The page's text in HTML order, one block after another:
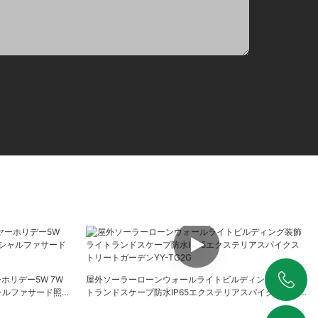
リデー5W 7W
ファサード照明
屋外ソーラーローンウォールライトビルディング装飾ライ
トランドスケープ防水IP65エクステリアスパイクストリ